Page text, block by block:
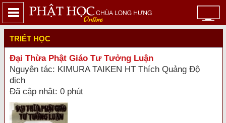
TRIẾT HỌC
Đại Thừa Phật Giáo Tư Tưởng Luận
Nguyên tác: KIMURA TAIKEN HT Thích Quảng Độ
dịch
Đã cập nhật: 0 phút